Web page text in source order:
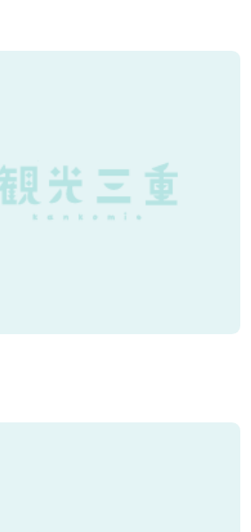
パーでにぎわっている。バンガローや5
る。展望台からは市街が一望できる。ま
ーベキューの食材は持ち